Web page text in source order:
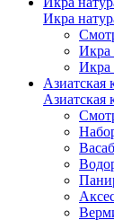
Икра
Икра
Икра
Азиатская
Азиатская